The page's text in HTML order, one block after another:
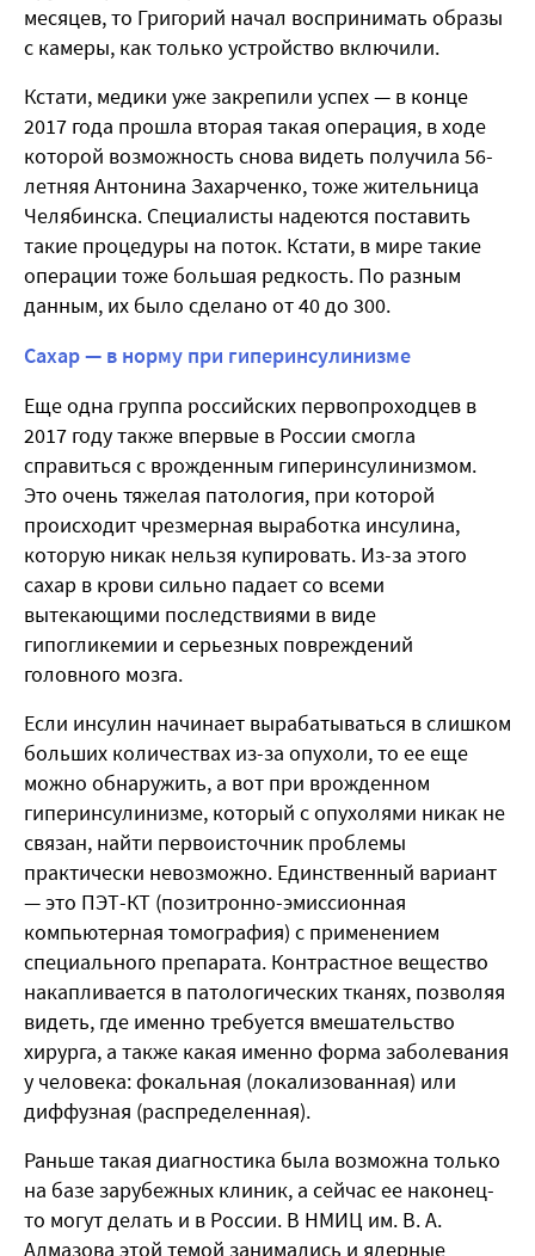
месяцев, то Григорий начал воспринимать образы
с камеры, как только устройство включили.
Кстати, медики уже закрепили успех — в конце
2017 года прошла вторая такая операция, в ходе
которой возможность снова видеть получила 56-
летняя Антонина Захарченко, тоже жительница
Челябинска. Специалисты надеются поставить
такие процедуры на поток. Кстати, в мире такие
операции тоже большая редкость. По разным
данным, их было сделано от 40 до 300.
Сахар — в норму при гиперинсулинизме
Еще одна группа российских первопроходцев в
2017 году также впервые в России смогла
справиться с врожденным гиперинсулинизмом.
Это очень тяжелая патология, при которой
происходит чрезмерная выработка инсулина,
которую никак нельзя купировать. Из-за этого
сахар в крови сильно падает со всеми
вытекающими последствиями в виде
гипогликемии и серьезных повреждений
головного мозга.
Если инсулин начинает вырабатываться в слишком
больших количествах из-за опухоли, то ее еще
можно обнаружить, а вот при врожденном
гиперинсулинизме, который с опухолями никак не
связан, найти первоисточник проблемы
практически невозможно. Единственный вариант
— это ПЭТ-КТ (позитронно-эмиссионная
компьютерная томография) с применением
специального препарата. Контрастное вещество
накапливается в патологических тканях, позволяя
видеть, где именно требуется вмешательство
хирурга, а также какая именно форма заболевания
у человека: фокальная (локализованная) или
диффузная (распределенная).
Раньше такая диагностика была возможна только
на базе зарубежных клиник, а сейчас ее наконец-
то могут делать и в России. В НМИЦ им. В. А.
Алмазова этой темой занимались и ядерные